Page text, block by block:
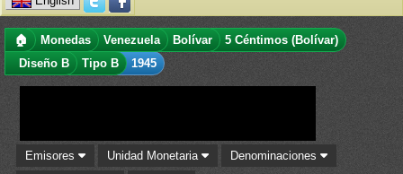
🏠 Monedas Venezuela Bolívar
5 Céntimos (Bolívar)
Diseño B
Tipo B 1945
Emisores Unidad Monetaria
Denominaciones